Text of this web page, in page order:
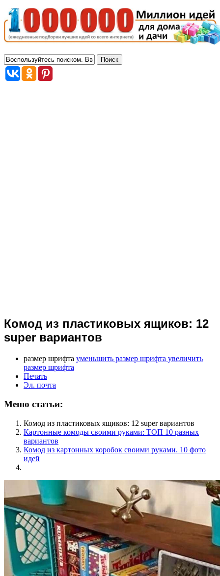
Комод из пластиковых ящиков: 12
super вариантов
размер шрифта уменьшить размер шрифта увеличить
размер шрифта
Печать
Эл. почта
Меню статьи:
Комод из пластиковых ящиков: 12 super вариантов
Картонные комоды своими руками: ТОП 10 разных
вариантов
Комод из картонных коробок своими руками. 10 фото
идей